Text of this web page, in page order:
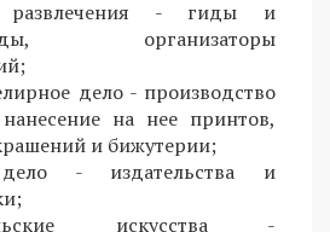
- гиды и
организаторы
дело - производство
на нее принтов,
и бижутерии;
- издательства и
искусства -